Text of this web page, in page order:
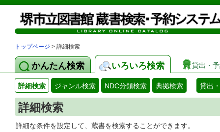
トップページ > 詳細検索
かんたん検索 いろいろ検索 貸出・
詳細検索 ジャンル検索 NDC分類検索 典拠検索 貸出
詳細検索
詳細な条件を設定して、蔵書を検索することができます。